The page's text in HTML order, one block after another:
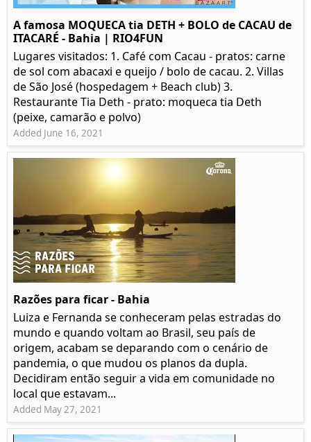
A famosa MOQUECA tia DETH + BOLO de CACAU de
ITACARÉ - Bahia | RIO4FUN
Lugares visitados: 1. Café com Cacau - pratos: carne
de sol com abacaxi e queijo / bolo de cacau. 2. Villas
de São José (hospedagem + Beach club) 3.
Restaurante Tia Deth - prato: moqueca tia Deth
(peixe, camarão e polvo)
Added June 16, 2021
Razões para ficar - Bahia
Luiza e Fernanda se conheceram pelas estradas do
mundo e quando voltam ao Brasil, seu país de
origem, acabam se deparando com o cenário de
pandemia, o que mudou os planos da dupla.
Decidiram então seguir a vida em comunidade no
local que estavam...
Added May 27, 2021